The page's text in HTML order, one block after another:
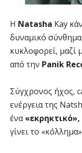
Η Natasha Kay
δυναμικό
κυκλοφορεί, μαζί
από την Panik
Σύγχρονος ήχος,
ενέργεια της
ένα
γίνει το